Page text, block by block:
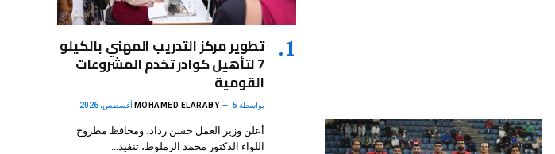
تطوير مركز التدريب المهني بالكيلو
7 لتأهيل كوادر تخدم المشروعات
القومية
بواسطة MOHAMED ELARABY 5 أغسطس، 2026
أعلن وزير العمل حسن رداد، ومحافظ مطروح
اللواء الدكتور محمد الزملوط، تنفيذ…